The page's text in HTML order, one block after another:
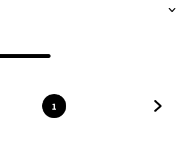
ページ
1
へ